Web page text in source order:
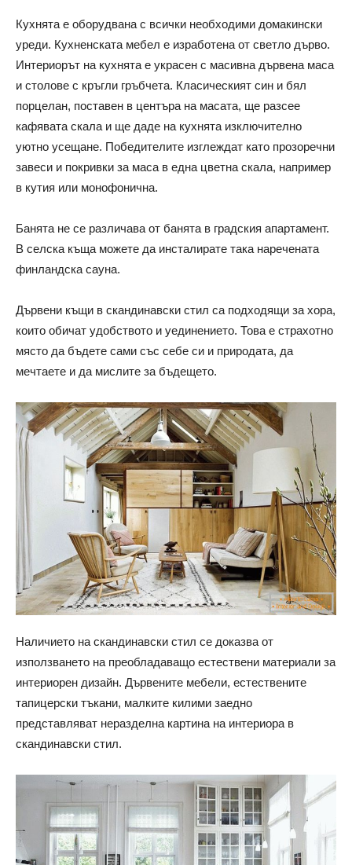
Кухнята е оборудвана с всички необходими домакински
уреди. Кухненската мебел е изработена от светло дърво.
Интериорът на кухнята е украсен с масивна дървена маса
и столове с кръгли гръбчета. Класическият син и бял
порцелан, поставен в центъра на масата, ще разсее
кафявата скала и ще даде на кухнята изключително
уютно усещане. Победителите изглеждат като прозоречни
завеси и покривки за маса в една цветна скала, например
в кутия или монофонична.
Банята не се различава от банята в градския апартамент.
В селска къща можете да инсталирате така наречената
финландска сауна.
Дървени къщи в скандинавски стил са подходящи за хора,
които обичат удобството и уединението. Това е страхотно
място да бъдете сами със себе си и природата, да
мечтаете и да мислите за бъдещето.
Наличието на скандинавски стил се доказва от
използването на преобладаващо естествени материали за
интериорен дизайн. Дървените мебели, естествените
тапицерски тъкани, малките килими заедно
представляват неразделна картина на интериора в
скандинавски стил.